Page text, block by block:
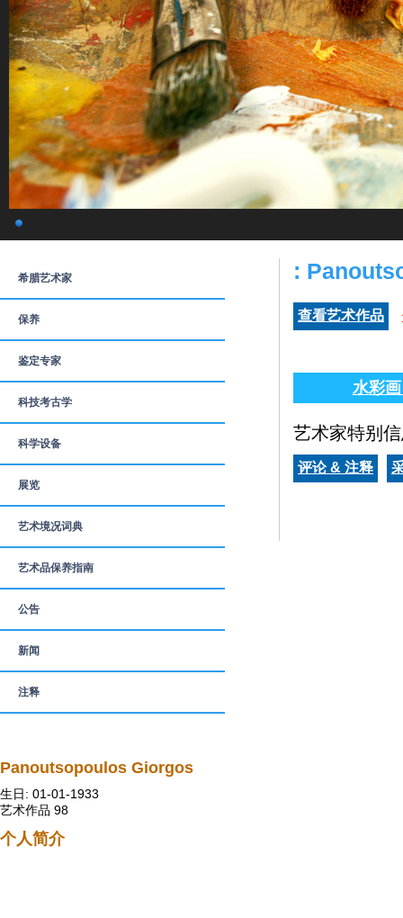
希腊艺术家
保养
鉴定专家
科技考古学
科学设备
展览
艺术境况词典
艺术品保养指南
公告
新闻
注释
:
查看艺术作品
水彩
艺术家特别
评论 & 注释
Panoutsopoulos Giorgos
生日: 01-01-1933
艺术作品 98
个人简介